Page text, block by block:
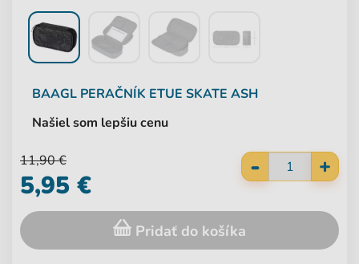
BAAGL PERAČNÍK ETUE SKATE ASH
Našiel som lepšiu cenu
- +
11,90 €
5,95 €
Pridať do košíka